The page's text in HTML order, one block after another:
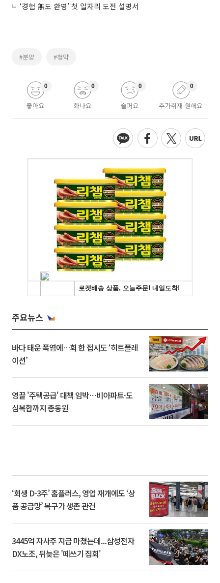
‘경험 無도 환영’ 첫 일자리 도전 설명서
#분양 #청약
좋아요
0
화나요
0
슬퍼요
0
추가취재 원해요
0
주요뉴스
바다 태운 폭염에…회 한 접시도 ‘히트플레
이션’
영끌 '주택공급' 대책 임박⋯비아파트·도
심복합까지 총동원
‘회생 D-3주’ 홈플러스, 영업 재개에도 ‘상
품 공급망’ 복구가 생존 관건
3445억 자사주 지급 마쳤는데...삼성전자
DX노조, 뒤늦은 '떼쓰기 집회'